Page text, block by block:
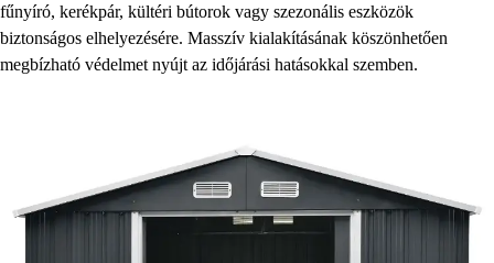
fűnyíró, kerékpár, kültéri bútorok vagy szezonális eszközök
biztonságos elhelyezésére. Masszív kialakításának köszönhetően
megbízható védelmet nyújt az időjárási hatásokkal szemben.